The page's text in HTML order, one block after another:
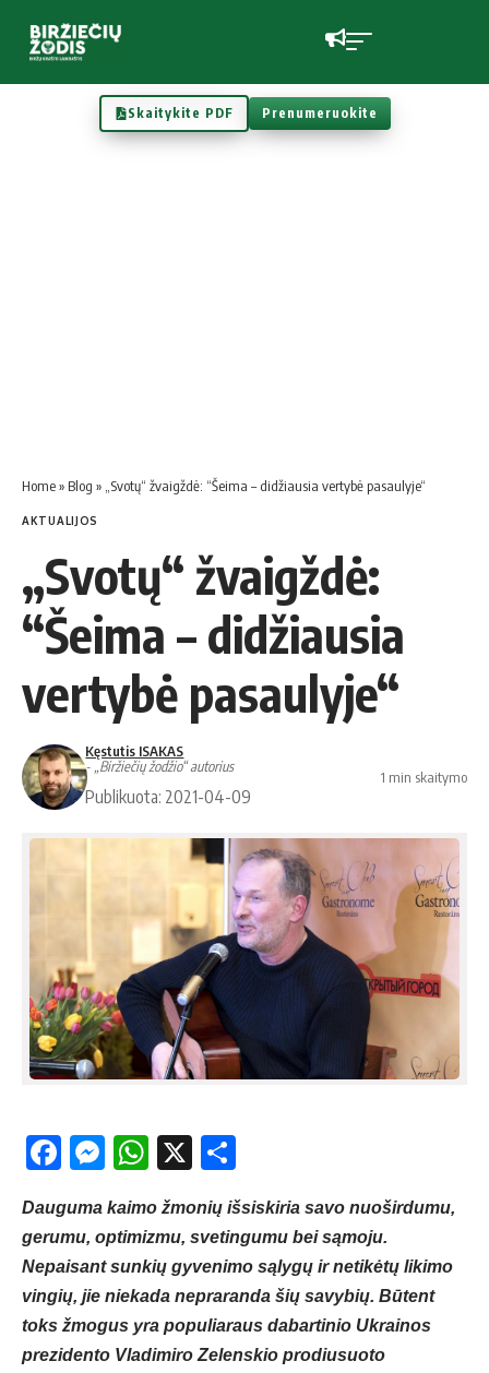
Skaitykite PDF Prenumeruokite
Home» Blog » „Svotų“ žvaigždė: “Šeima – didžiausia vertybė pasaulyje“
AKTUALIJOS
„Svotų“ žvaigždė:
“Šeima – didžiausia
vertybė pasaulyje“
Kęstutis ISAKAS
- „Biržiečių žodžio“ autorius
Publikuota: 2021-04-09
1 min skaitymo
Facebook
Messenger
WhatsApp
X
Dauguma kaimo žmonių išsiskiria savo nuoširdumu,
gerumu, optimizmu, svetingumu bei sąmoju.
Nepaisant sunkių gyvenimo sąlygų ir netikėtų likimo
vingių, jie niekada nepraranda šių savybių. Būtent
toks žmogus yra populiaraus dabartinio Ukrainos
prezidento Vladimiro Zelenskio prodiusuoto